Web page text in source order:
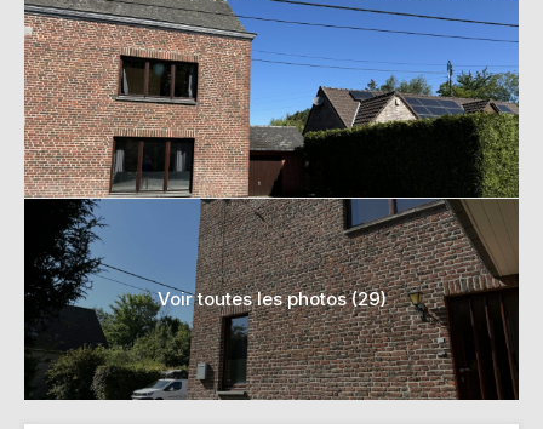
Voir toutes les photos (29)